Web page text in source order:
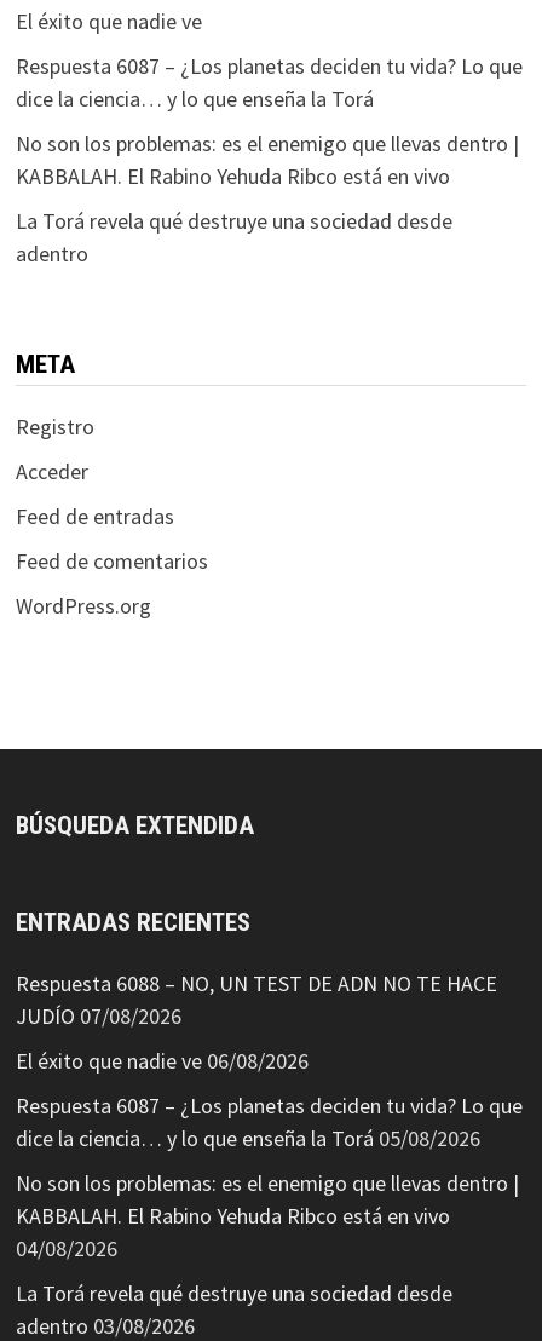
El éxito que nadie ve
Respuesta 6087 – ¿Los planetas deciden tu vida? Lo que
dice la ciencia… y lo que enseña la Torá
No son los problemas: es el enemigo que llevas dentro |
KABBALAH. El Rabino Yehuda Ribco está en vivo
La Torá revela qué destruye una sociedad desde
adentro
META
Registro
Acceder
Feed de entradas
Feed de comentarios
WordPress.org
BÚSQUEDA EXTENDIDA
ENTRADAS RECIENTES
Respuesta 6088 – NO, UN TEST DE ADN NO TE HACE
JUDÍO 07/08/2026
El éxito que nadie ve 06/08/2026
Respuesta 6087 – ¿Los planetas deciden tu vida? Lo que
dice la ciencia… y lo que enseña la Torá 05/08/2026
No son los problemas: es el enemigo que llevas dentro |
KABBALAH. El Rabino Yehuda Ribco está en vivo
04/08/2026
La Torá revela qué destruye una sociedad desde
adentro 03/08/2026